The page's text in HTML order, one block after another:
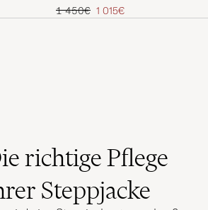
Regulärer Preis
1 450€ Reduzierter Preis
1 015€
richtige Pflege
Steppjacke